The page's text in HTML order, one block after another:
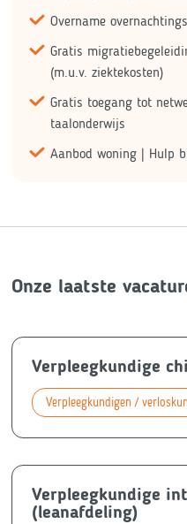
Overname
Gratis
(m.u.v. ziektekosten)
Gratis toegang tot
taalonderwijs
Aanbod woning | Hulp
Onze laatste
Verpleegkundige
Verpleegkundigen /
Verpleegkundige
(leanafdeling)